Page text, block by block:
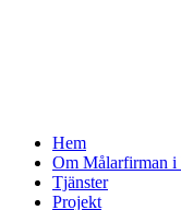
Hem
Om Målarfirman i
Tjänster
Projekt